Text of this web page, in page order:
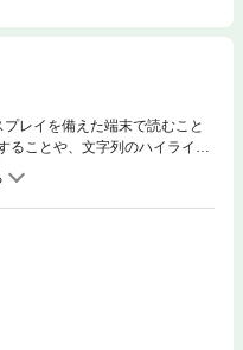
レイを備えた端末で読むこと
ることや、文字列のハイライ
使用できません。[CHAPTER1:
トを掲載した連邦の全体マップ
も収録！[CHAPTER2:System
ゲームシステムを詳細解説！
クエスト序盤の攻略ガイドを
ニックを伝授！(C) 2015 Beth
Pip-Boy, Vault-Tec and related